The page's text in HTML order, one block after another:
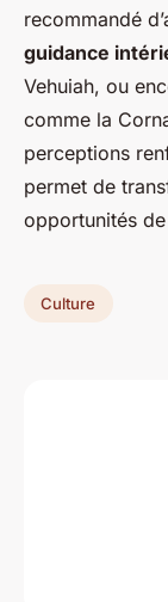
recommandé
guidance
Vehuiah, ou
comme la
perceptions
permet de
opportunités
Culture